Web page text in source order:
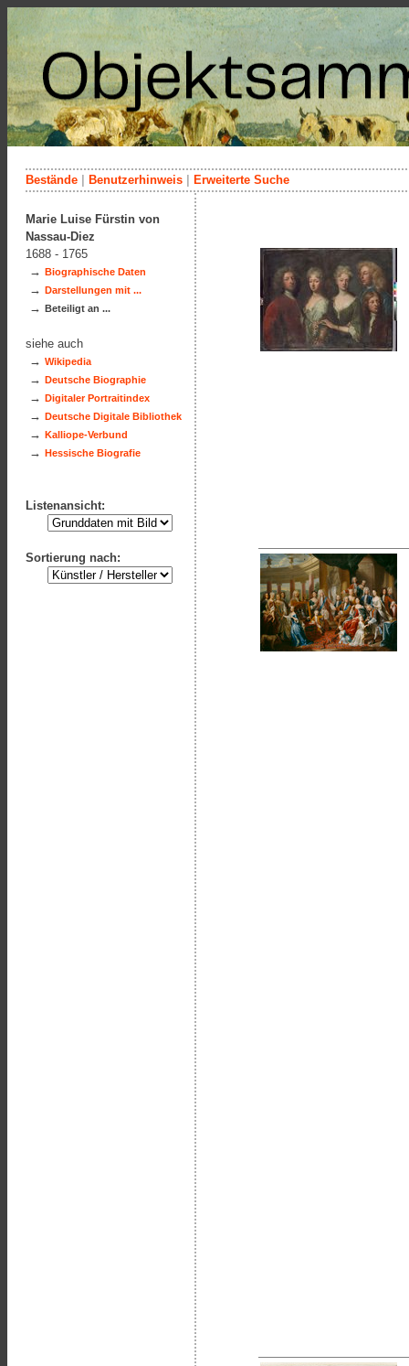
Bestände Benutzerhinweis Erweiterte Suche
Marie Luise Fürstin von
Nassau-Diez
1688 - 1765
→ Biographische Daten
→ Darstellungen mit ...
→ Beteiligt an ...
siehe auch
→ Wikipedia
→ Deutsche Biographie
→ Digitaler Portraitindex
→ Deutsche Digitale Bibliothek
→ Kalliope-Verbund
→ Hessische Biografie
Listenansicht:
Sortierung nach: